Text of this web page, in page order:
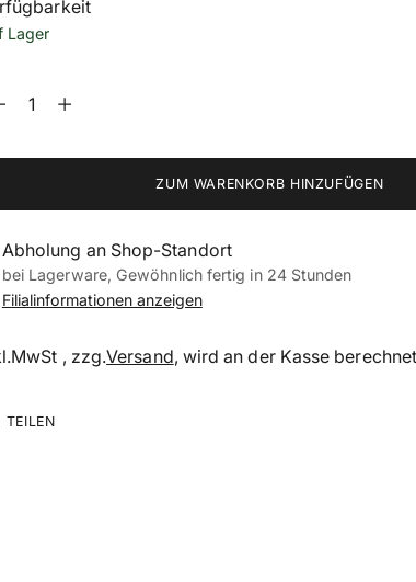
Lager
ZUM WARENKORB HINZUFÜGEN
Abholung an Shop-Standort
bei Lagerware, Gewöhnlich fertig in 24 Stunden
Filialinformationen anzeigen
, zzg.Versand, wird an der Kasse
TEILEN